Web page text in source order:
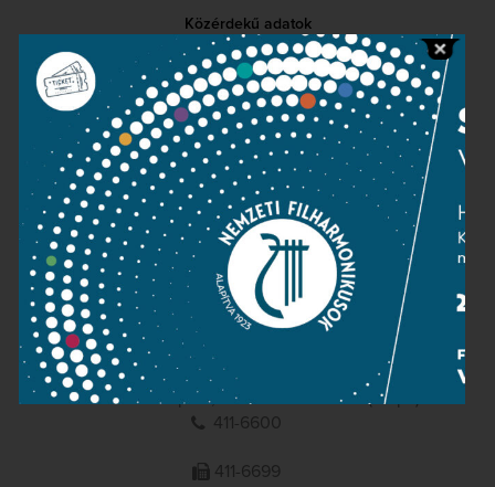
Közérdekű adatok
Sajtószoba
Adatvédelem
Impresszum
NEMZETI
FILHARMONIKUSOK
1095 Budapest, Komor Marcell u. 1. (Müpa)
411-6600
411-6699